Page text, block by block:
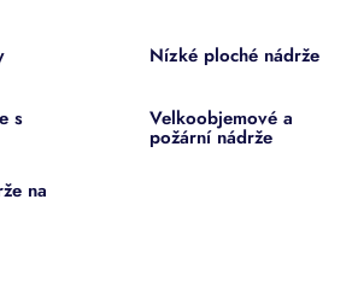
Nízké ploché nádrže
s Velkoobjemové a
požární nádrže
na